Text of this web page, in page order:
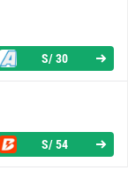
S/ 30
S/ 54